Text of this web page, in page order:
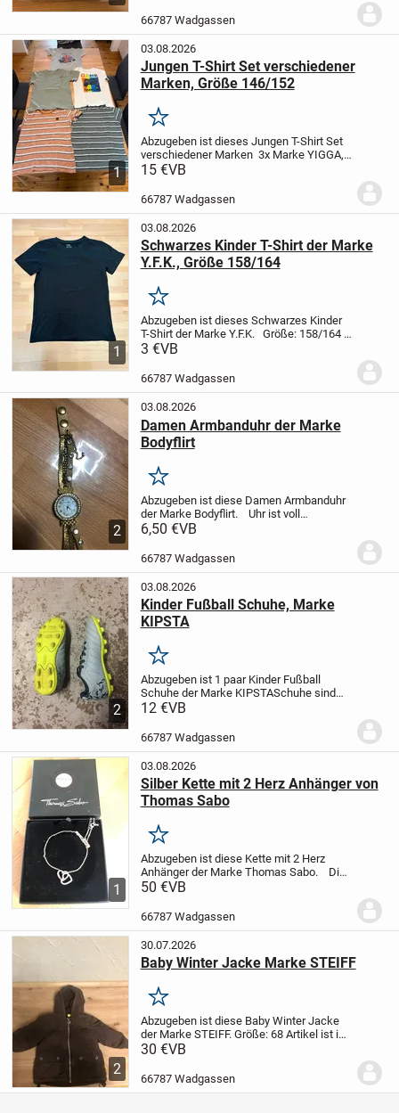
Nichtraucher Haushalt.
66787 Wadgassen
1
03.08.2026
Jungen T-Shirt Set verschiedener
Marken, Größe 146/152
Merken
Abzugeben ist dieses Jungen T-Shirt Set
verschiedener Marken 3x Marke YIGGA,
1x Marke Y.F.K.,
Beschädigungen Tierfreier
Nichtraucher...
15 €VB
66787 Wadgassen
1
03.08.2026
Schwarzes Kinder T-Shirt der Marke
Y.F.K., Größe 158/164
Merken
Abzugeben ist dieses Schwarzes Kinder
T-Shirt der Marke Y.F.K. Größe: 158/164
Keine Beschädigungen
möglich Da Privatverkauf, keine...
3 €VB
66787 Wadgassen
2
03.08.2026
Damen Armbanduhr der Marke
Bodyflirt
Merken
Abzugeben ist diese Damen Armbanduhr
der Marke Bodyflirt.
Uhr ist voll
funktionsfähig und hat keine
Beschädigungen.
verkauft. Versand gegen Aufpreis
möglich. ...
6,50 €VB
66787 Wadgassen
2
03.08.2026
Kinder Fußball Schuhe, Marke
KIPSTA
Merken
Abzugeben ist 1 paar Kinder Fußball
Schuhe der Marke KIPSTASchuhe sind
für Rasen-, Braschen- und
kaum getragen und haben nur leichte
Gebrauchsspuren....
12 €VB
66787 Wadgassen
1
03.08.2026
Silber Kette mit 2 Herz Anhänger von
Thomas Sabo
Merken
Abzugeben ist diese Kette mit 2 Herz
Anhänger der Marke Thomas Sabo.
Die
Kette und der Anhänger sind aus Silber.
möglich.
Da Privatverkauf, keine
50 €VB
66787 Wadgassen
2
30.07.2026
Baby Winter Jacke Marke STEIFF
Merken
Abzugeben ist diese Baby Winter Jacke
der Marke STEIFF. Größe: 68 Artikel ist in
einem neuwertigen Zustand und wurde
meines Sohnes.Da Privatverkauf keine...
30 €VB
66787 Wadgassen